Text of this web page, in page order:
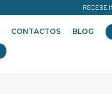
RECEBE
CONTACTOS BLOG